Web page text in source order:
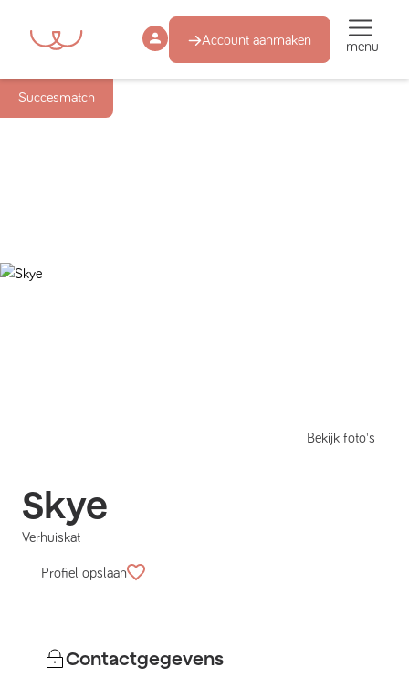
Account aanmaken menu
Succesmatch
Bekijk foto's
Skye
Verhuiskat
Profiel opslaan
Contactgegevens